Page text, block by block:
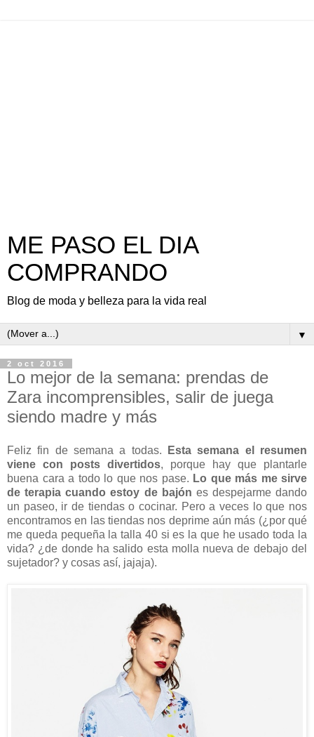
ME PASO EL DIA
COMPRANDO
Blog de moda y belleza para la vida real
▼
2 oct 2016
Lo mejor de la semana: prendas de
Zara incomprensibles, salir de juega
siendo madre y más
Feliz fin de semana a todas.
Esta semana el resumen
viene con posts divertidos, porque hay que plantarle
buena cara a todo lo que nos pase. Lo que más me sirve
de terapia cuando estoy de bajón es despejarme dando
un paseo, ir de tiendas o cocinar. Pero a veces lo que nos
encontramos en las tiendas nos deprime aún más (¿por qué
me queda pequeña la talla 40 si es la que he usado toda la
vida? ¿de donde ha salido esta molla nueva de debajo del
sujetador? y cosas así, jajaja).